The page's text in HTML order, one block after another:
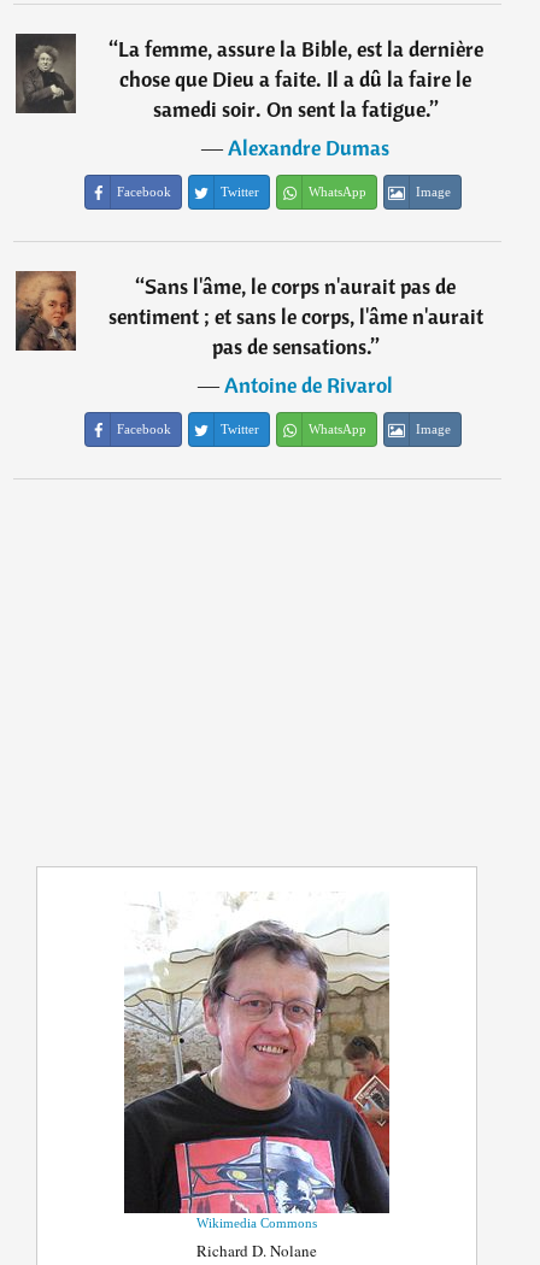
“La femme, assure la Bible, est la dernière
chose que Dieu a faite. Il a dû la faire le
samedi soir. On sent la fatigue.”
―Alexandre Dumas
Facebook Twitter WhatsApp Image
“Sans l'âme, le corps n'aurait pas de
sentiment ; et sans le corps, l'âme n'aurait
pas de sensations.”
―Antoine de Rivarol
Facebook Twitter WhatsApp Image
Wikimedia Commons
Richard D. Nolane